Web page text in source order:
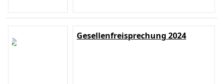
Gesellenfreisprechung 2024